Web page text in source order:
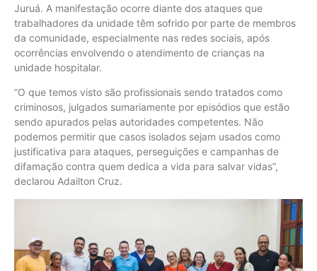
Juruá. A manifestação ocorre diante dos ataques que
trabalhadores da unidade têm sofrido por parte de membros
da comunidade, especialmente nas redes sociais, após
ocorrências envolvendo o atendimento de crianças na
unidade hospitalar.
“O que temos visto são profissionais sendo tratados como
criminosos, julgados sumariamente por episódios que estão
sendo apurados pelas autoridades competentes. Não
podemos permitir que casos isolados sejam usados como
justificativa para ataques, perseguições e campanhas de
difamação contra quem dedica a vida para salvar vidas”,
declarou Adailton Cruz.